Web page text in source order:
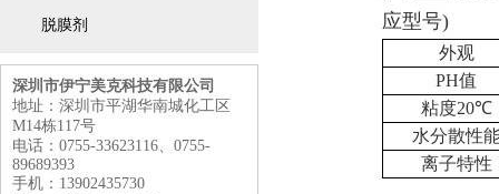
应型号)
外观
PH值
粘度20℃
水分散性
离子特性
脱膜剂
深圳市伊宁美克科技有限公司
地址：深圳市平湖华南城化工区
M14栋117号
电话：0755-33623116、0755-
89689393
手机：13902435730